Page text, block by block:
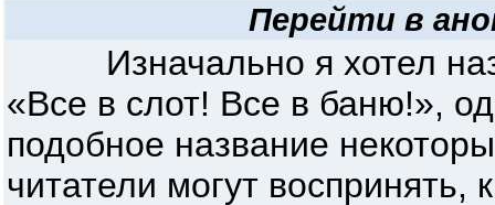
Перейти в
Изначально я хотел
«Все в слот! Все в баню!»,
подобное название
читатели могут воспринять,